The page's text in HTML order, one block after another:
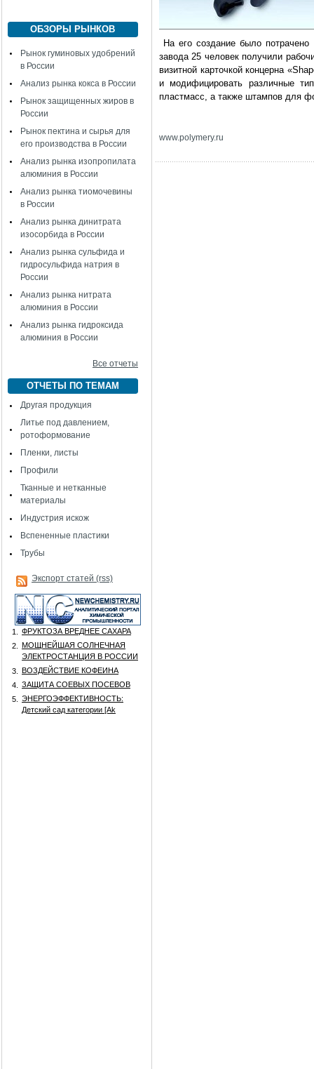
ОБЗОРЫ РЫНКОВ
Рынок гуминовых удобрений
в России
Анализ рынка кокса в России
Рынок защищенных жиров в
России
Рынок пектина и сырья для
его производства в России
Анализ рынка изопропилата
алюминия в России
Анализ рынка тиомочевины
в России
Анализ рынка динитрата
изосорбида в России
Анализ рынка сульфида и
гидросульфида натрия в
России
Анализ рынка нитрата
алюминия в России
Анализ рынка гидроксида
алюминия в России
Все отчеты
ОТЧЕТЫ ПО ТЕМАМ
Другая продукция
Литье под давлением,
ротоформование
Пленки, листы
Профили
Тканные и нетканные
материалы
Индустрия искож
Вспененные пластики
Трубы
Экспорт статей (rss)
1.
ФРУКТОЗА ВРЕДНЕЕ САХАРА
2.
МОЩНЕЙШАЯ СОЛНЕЧНАЯ
ЭЛЕКТРОСТАНЦИЯ В РОССИИ
3.
ВОЗДЕЙСТВИЕ КОФЕИНА
4.
ЗАЩИТА СОЕВЫХ ПОСЕВОВ
5.
ЭНЕРГОЭФФЕКТИВНОСТЬ:
Детский сад категории [Аk
На его создание было
завода 25 человек получили
визитной карточкой концерна
и модифицировать различные
пластмасс, а также штампов для
www.polymery.ru